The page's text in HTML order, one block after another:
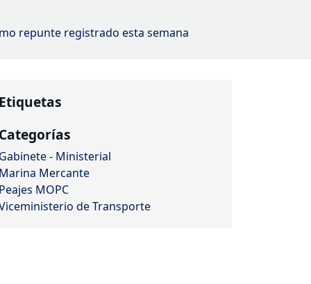
repunte registrado esta semana
Etiquetas
Categorías
Gabinete - Ministerial
Marina Mercante
Peajes MOPC
de Transporte